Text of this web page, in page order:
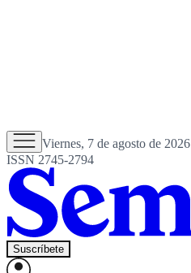
Viernes, 7 de agosto de 2026
ISSN 2745-2794
Suscríbete